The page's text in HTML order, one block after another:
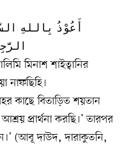
أَعُوْذُ بِاللهِ
মিনাশ শাইত্বানির
নাফছিহি।
কাছে বিতাড়িত শয়তান
প্রার্থনা করছি।’ তারপর
(আবূ দাউদ, দারাকুতনি,